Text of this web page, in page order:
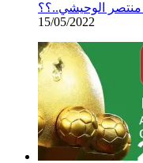
الوحيشي..؟؟
15/05/2022